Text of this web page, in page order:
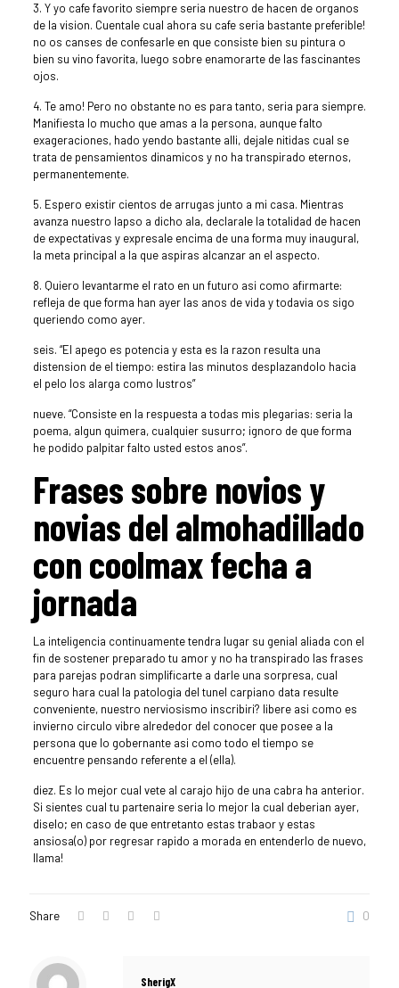
3. Y yo cafe favorito siempre seria nuestro de hacen de organos
de la vision. Cuentale cual ahora su cafe seria bastante preferible!
no os canses de confesarle en que consiste bien su pintura o
bien su vino favorita, luego sobre enamorarte de las fascinantes
ojos.
4. Te amo! Pero no obstante no es para tanto, seri­a para siempre.
Manifiesta lo mucho que amas a la persona, aunque falto
exageraciones, hado yendo bastante alli, dejale nitidas cual se
trata de pensamientos dinamicos y no ha transpirado eternos,
permanentemente.
5. Espero existir cientos de arrugas junto a mi casa. Mientras
avanza nuestro lapso a dicho ala, declarale la totalidad de hacen
de expectativas y expresale encima de una forma muy inaugural,
la meta principal a la que aspiras alcanzar an el aspecto.
8. Quiero levantarme el rato en un futuro asi­ como afirmarte:
refleja de que forma han ayer las anos de vida y todavia os sigo
queriendo como ayer.
seis. “El apego es potencia y esta es la razon resulta una
distension de el tiempo: estira las minutos desplazandolo hacia
el pelo los alarga como lustros”
nueve. “Consiste en la respuesta a todas mis plegarias: seri­a la
poema, algun quimera, cualquier susurro; ignoro de que forma
he podido palpitar falto usted estos anos”.
Frases sobre novios y
novias del almohadillado
con coolmax fecha a
jornada
La inteligencia continuamente tendra lugar su genial aliada con el
fin de sostener preparado tu amor y no ha transpirado las frases
para parejas podran simplificarte a darle una sorpresa, cual
seguro hara cual la patologi­a del tunel carpiano data resulte
conveniente, nuestro nerviosismo inscribiri? libere asi­ como es
invierno circulo vibre alrededor del conocer que posee a la
persona que lo gobernante asi­ como todo el tiempo se
encuentre pensando referente a el (ella).
diez. Es lo mejor cual vete al carajo hijo de una cabra ha anterior.
Si sientes cual tu partenaire seri­a lo mejor la cual deberian ayer,
diselo; en caso de que entretanto estas trabaor y estas
ansiosa(o) por regresar rapido a morada en entenderlo de nuevo,
llama!
Share 0
SherigX